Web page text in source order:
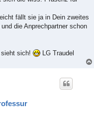
fällt sie ja in Dein zweites
die Anprechpartner schon
sich!
LG Traudel